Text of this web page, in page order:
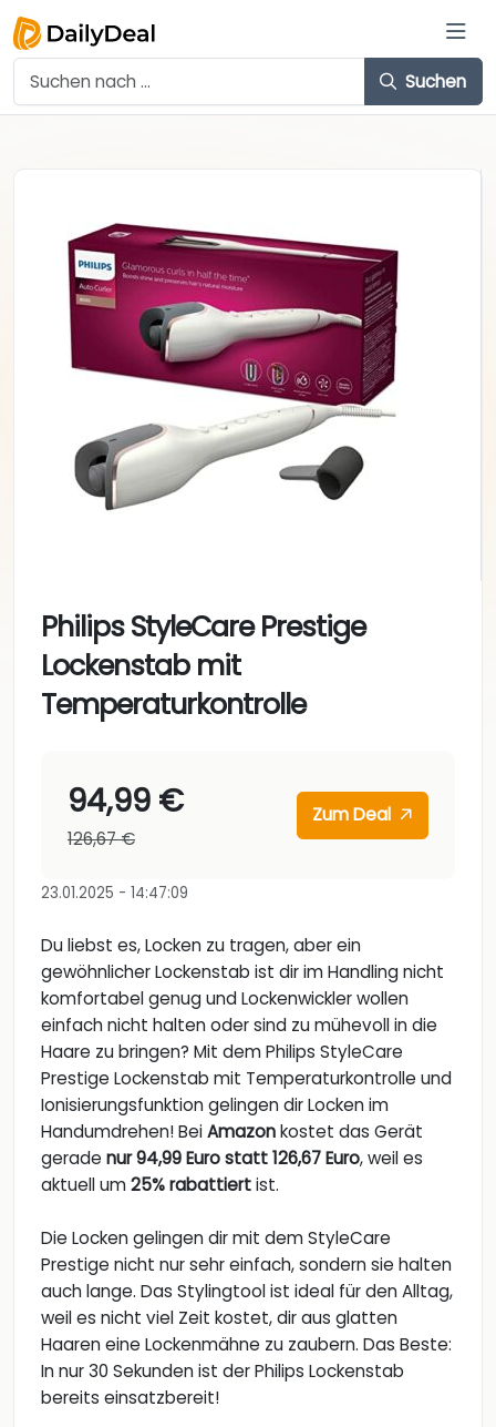
Suchen
Philips StyleCare Prestige
Lockenstab mit
Temperaturkontrolle
94,99 €
126,67 €
Zum Deal
23.01.2025 - 14:47:09
Du liebst es, Locken zu tragen, aber ein
gewöhnlicher Lockenstab ist dir im Handling nicht
komfortabel genug und Lockenwickler wollen
einfach nicht halten oder sind zu mühevoll in die
Haare zu bringen? Mit dem Philips StyleCare
Prestige Lockenstab mit Temperaturkontrolle und
Ionisierungsfunktion gelingen dir Locken im
Handumdrehen! BeiAmazonkostet das Gerät
gerade nur 94,99 Euro statt 126,67 Euro, weil es
aktuell um25% rabattiertist.
Die Locken gelingen dir mit dem StyleCare
Prestige nicht nur sehr einfach, sondern sie halten
auch lange. Das Stylingtool ist ideal für den Alltag,
weil es nicht viel Zeit kostet, dir aus glatten
Haaren eine Lockenmähne zu zaubern. Das Beste:
In nur 30 Sekunden ist der Philips Lockenstab
bereits einsatzbereit!